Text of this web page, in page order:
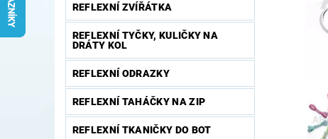
REFLEXNÍ ZVÍŘÁTKA
REFLEXNÍ TYČKY, KULIČKY NA
DRÁTY KOL
REFLEXNÍ ODRAZKY
REFLEXNÍ TAHÁČKY NA ZIP
REFLEXNÍ TKANIČKY DO BOT